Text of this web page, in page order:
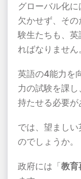
グローバル化
欠かせず、そ
験生たちも、英
ればなりません
英語の4能力を
力の試験を課
持たせる必要が
では、望まし
のでしょうか。
政府には「 教育